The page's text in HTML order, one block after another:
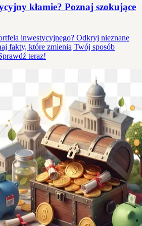
kłamie? Poznaj szokujące
inwestycyjnego? Odkryj nieznane
fakty, które zmienią Twój sposób
teraz!